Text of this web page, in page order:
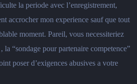
la periode avec l’enregistrement,
accrocher mon experience sauf que tout
moment. Pareil, vous necessiteriez
la “sondage pour partenaire competence”
poser d’exigences abusives a votre